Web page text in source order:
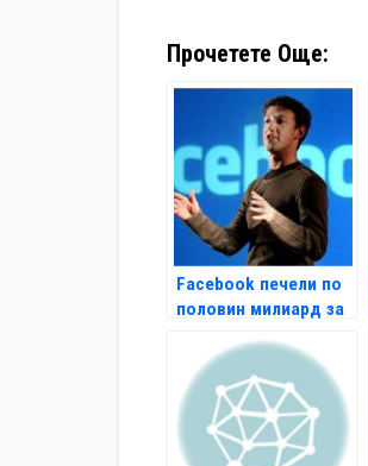
Прочетете Още:
Facebook печели по
половин милиард за